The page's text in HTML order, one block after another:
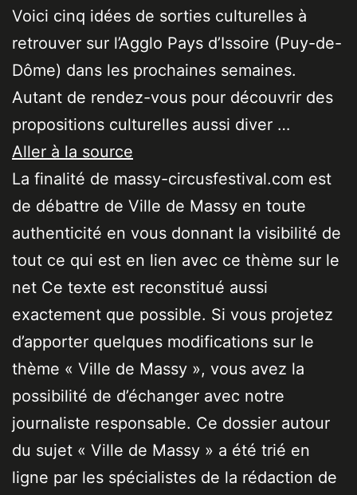
Voici cinq idées de sorties culturelles à
retrouver sur l’Agglo Pays d’Issoire (Puy-de-
Dôme) dans les prochaines semaines.
Autant de rendez-vous pour découvrir des
propositions culturelles aussi diver …
Aller à la source
La finalité de massy-circusfestival.com est
de débattre de Ville de Massy en toute
authenticité en vous donnant la visibilité de
tout ce qui est en lien avec ce thème sur le
net Ce texte est reconstitué aussi
exactement que possible. Si vous projetez
d’apporter quelques modifications sur le
thème « Ville de Massy », vous avez la
possibilité de d’échanger avec notre
journaliste responsable. Ce dossier autour
du sujet « Ville de Massy » a été trié en
ligne par les spécialistes de la rédaction de